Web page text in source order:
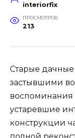
interiorfix
ПРОСМОТРОВ
213
Старые
застывшими во
устаревшие
конструкции